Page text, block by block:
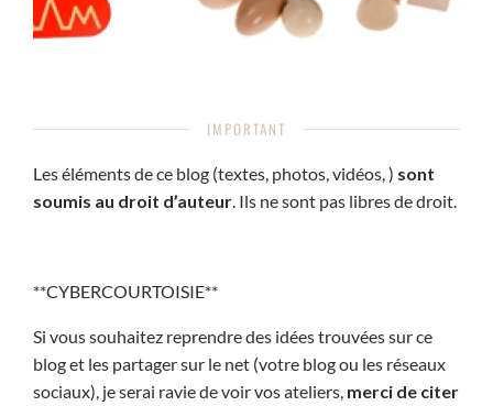
IMPORTANT
Les éléments de ce blog (textes, photos, vidéos, ) sont
soumis au droit d’auteur . Ils ne sont pas libres de droit.
**CYBERCOURTOISIE**
Si vous souhaitez reprendre des idées trouvées sur ce
blog et les partager sur le net (votre blog ou les réseaux
sociaux), je serai ravie de voir vos ateliers, merci de citer